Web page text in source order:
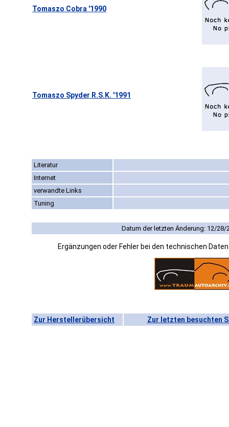
Tomaszo Cobra '1990
Tomaszo Spyder R.S.K. '1991
Literatur
Internet
verwandte Links
Tuning
Datum der letzten Änderung: 12/28/
Ergänzungen oder Fehler bei den technischen
Zur Herstellerübersicht Zur letzten besuchten